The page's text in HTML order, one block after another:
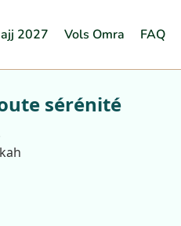
2027 Vols Omra FAQ
sérénité